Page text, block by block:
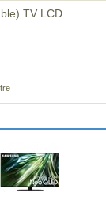
TV LCD